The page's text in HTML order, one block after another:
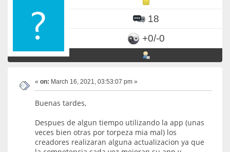
18
+0/-0
« on: March 16, 2021, 03:53:07 pm »
Buenas tardes,
Despues de algun tiempo utilizando la app (unas
veces bien otras por torpeza mia mal) los
creadores realizaran alguna actualizacion ya que